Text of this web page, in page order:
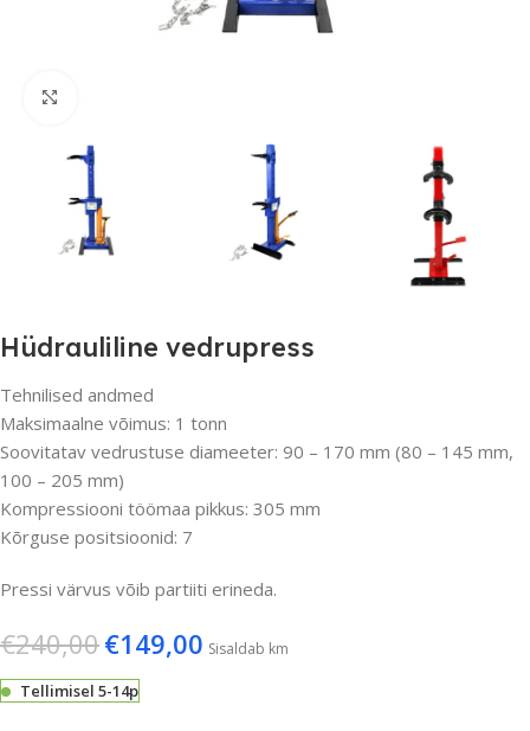
Hüdrauliline vedrupress
Tehnilised andmed
Maksimaalne võimus: 1 tonn
Soovitatav vedrustuse diameeter: 90 – 170 mm (80 – 145 mm,
100 – 205 mm)
Kompressiooni töömaa pikkus: 305 mm
Kõrguse positsioonid: 7
Pressi värvus võib partiiti erineda.
€240,00€149,00 Sisaldab km
Tellimisel 5-14p